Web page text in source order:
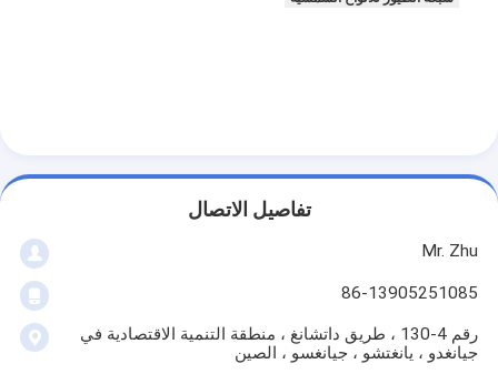
تفاصيل الاتصال
Mr. Zhu
86-13905251085
رقم 4-130 ، طريق داتشانغ ، منطقة التنمية الاقتصادية في
جيانغدو ، يانغتشو ، جيانغسو ، الصين